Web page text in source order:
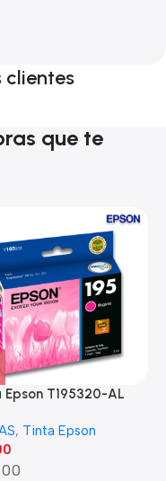
clientes
que te
Epson T195320-AL
, Tinta Epson